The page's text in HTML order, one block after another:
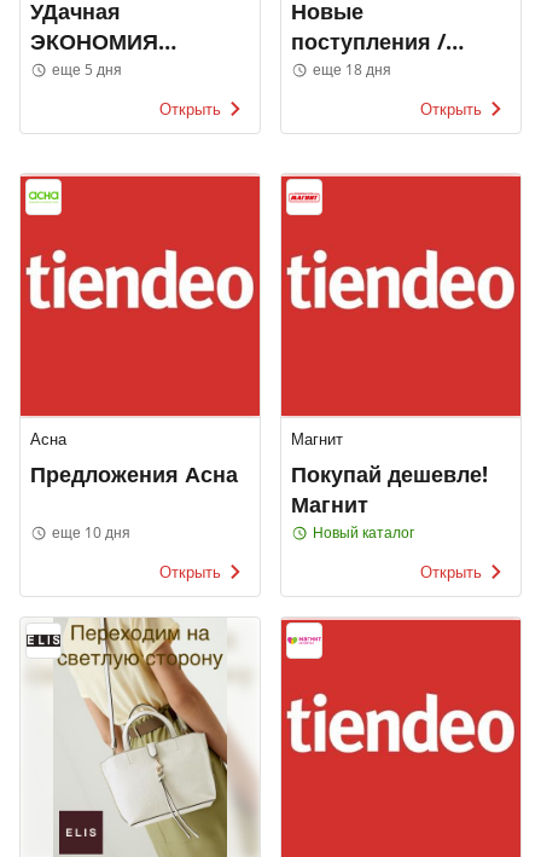
УДачная
ЭКОНОМИЯ
Tupperware
еще 5 дня
Открыть
Новые
поступления /
ЖЕНЩИНЫ
еще 18 дня
Открыть
Асна
Предложения Асна
еще 10 дня
Открыть
Магнит
Покупай дешевле!
Магнит
Новый каталог
Открыть